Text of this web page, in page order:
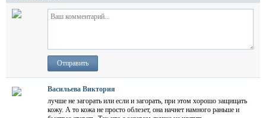
Отправить
Васильева Виктория
лучше не загорать или если и загорать, при этом хорошо защищать
кожу. А то кожа не просто облезет, она начнет намного раньше и